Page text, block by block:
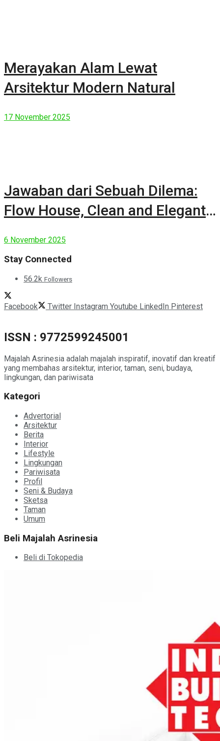
Merayakan Alam Lewat
Arsitektur Modern Natural
17 November 2025
Jawaban dari Sebuah Dilema:
Flow House, Clean and Elegant
6 November 2025
Stay Connected
56.2k Followers
Facebook Twitter Instagram Youtube LinkedIn Pinterest
ISSN : 9772599245001
Majalah Asrinesia adalah majalah inspiratif, inovatif dan kreatif
yang membahas arsitektur, interior, taman, seni, budaya,
lingkungan, dan pariwisata
Kategori
Advertorial
Arsitektur
Berita
Interior
Lifestyle
Lingkungan
Pariwisata
Profil
Seni & Budaya
Sketsa
Taman
Umum
Beli Majalah Asrinesia
Beli di Tokopedia